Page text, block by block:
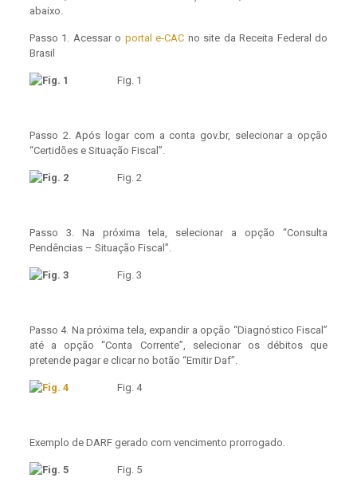
abaixo.
Passo 1. Acessar o portal e-CAC no site da Receita Federal do
Brasil
Fig. 1
Passo 2. Após logar com a conta gov.br, selecionar a opção
“Certidões e Situação Fiscal”.
Fig. 2
Passo 3. Na próxima tela, selecionar a opção “Consulta
Pendências – Situação Fiscal”.
Fig. 3
Passo 4. Na próxima tela, expandir a opção “Diagnóstico Fiscal”
até a opção “Conta Corrente”, selecionar os débitos que
pretende pagar e clicar no botão “Emitir Daf”.
Fig. 4
Exemplo de DARF gerado com vencimento prorrogado.
Fig. 5